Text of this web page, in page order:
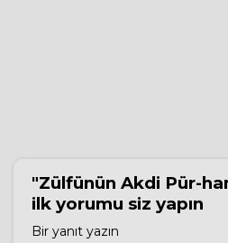
"Zülfünün Akdi Pür-
ilk yorumu siz yapın
Bir yanıt yazın